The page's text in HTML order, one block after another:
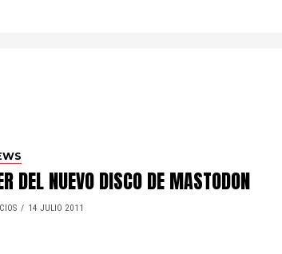
DEL NUEVO DISCO DE MASTODON
14 JULIO 2011